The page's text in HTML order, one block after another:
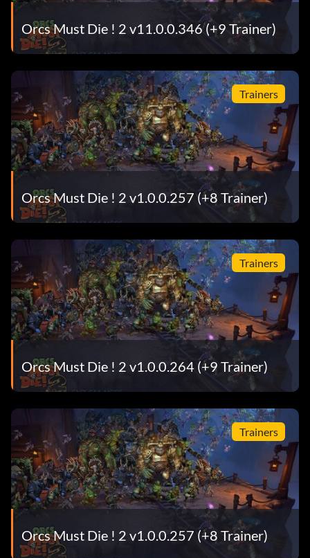
Orcs Must Die ! 2 v11.0.0.346 (+9 Trainer)
Trainers
Orcs Must Die ! 2 v1.0.0.257 (+8 Trainer)
Trainers
Orcs Must Die ! 2 v1.0.0.264 (+9 Trainer)
Trainers
Orcs Must Die ! 2 v1.0.0.257 (+8 Trainer)